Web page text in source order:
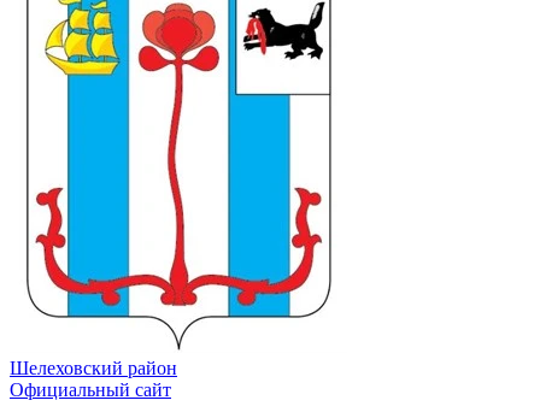
Шелеховский район
Официальный сайт